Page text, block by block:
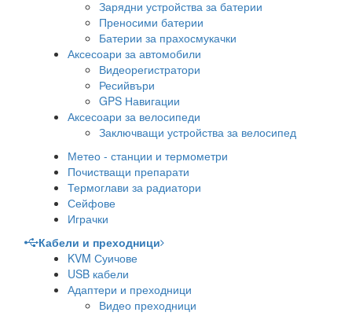
Зарядни устройства за батерии
Преносими батерии
Батерии за прахосмукачки
Аксесоари за автомобили
Видеорегистратори
Ресийвъри
GPS Навигации
Аксесоари за велосипеди
Заключващи устройства за велосипед
Метео - станции и термометри
Почистващи препарати
Термоглави за радиатори
Сейфове
Играчки
Кабели и преходници
KVM Суичове
USB кабели
Адаптери и преходници
Видео преходници